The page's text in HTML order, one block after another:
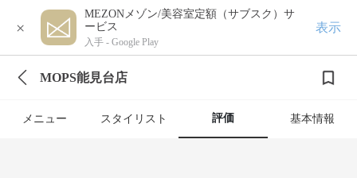
×
MEZONメゾン/美容室定額（サブスク）サ
ービス
入手 - Google Play
表示
MOPS能見台店
メニュー スタイリスト 評価 基本情報